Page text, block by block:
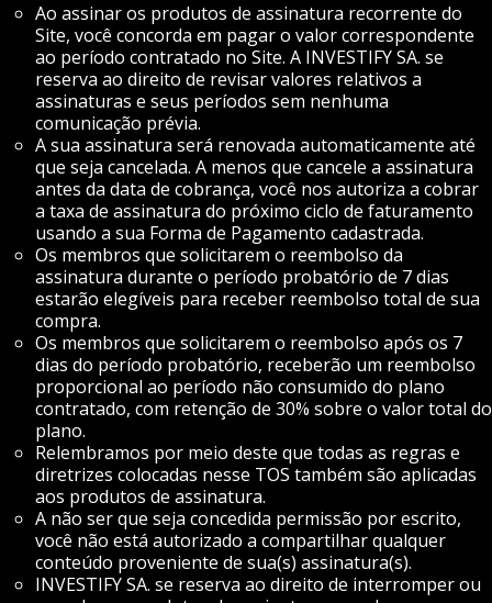
Ao assinar os produtos de assinatura recorrente do
Site, você concorda em pagar o valor correspondente
ao período contratado no Site. A INVESTIFY SA. se
reserva ao direito de revisar valores relativos a
assinaturas e seus períodos sem nenhuma
comunicação prévia.
A sua assinatura será renovada automaticamente até
que seja cancelada. A menos que cancele a assinatura
antes da data de cobrança, você nos autoriza a cobrar
a taxa de assinatura do próximo ciclo de faturamento
usando a sua Forma de Pagamento cadastrada.
Os membros que solicitarem o reembolso da
assinatura durante o período probatório de 7 dias
estarão elegíveis para receber reembolso total de sua
compra.
Os membros que solicitarem o reembolso após os 7
dias do período probatório, receberão um reembolso
proporcional ao período não consumido do plano
contratado, com retenção de 30% sobre o valor total do
plano.
Relembramos por meio deste que todas as regras e
diretrizes colocadas nesse TOS também são aplicadas
aos produtos de assinatura.
A não ser que seja concedida permissão por escrito,
você não está autorizado a compartilhar qualquer
conteúdo proveniente de sua(s) assinatura(s).
INVESTIFY SA. se reserva ao direito de interromper ou